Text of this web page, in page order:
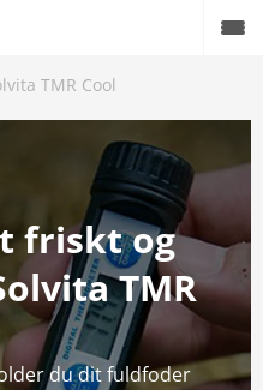
TMR Cool
friskt og
TMR
du dit fuldfoder